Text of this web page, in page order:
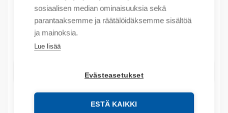
sosiaalisen median ominaisuuksia sekä
parantaaksemme ja räätälöidäksemme sisältöä
ja mainoksia.
Lue lisää
Evästeasetukset
ESTÄ KAIKKI
Määrä
Määrä
LISÄÄ OSTOSKORIIN